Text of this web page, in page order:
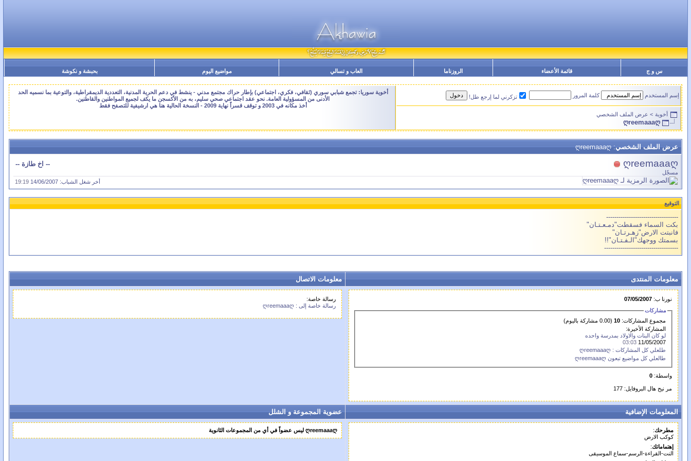
س و ج قائمة الأعضاء الروزناما العاب و تسالي مواضيع اليوم بحبشة و نكوشة
إسم المستخدم كلمة المرور تزكرني لما إرجع طل!
أخوية سوريا: تجمع شبابي سوري (ثقافي، فكري، اجتماعي) بإطار حراك مجتمع مدني - ينشط في دعم الحرية المدنية، التعددية الديمقراطية، والتوعية بما نسميه الحد
الأدنى من المسؤولية العامة. نحو عقد اجتماعي صحي سليم، به من الأكسجن ما يكف لجميع المواطنين والقاطنين.
أخذ مكانه في 2003 و توقف قسراً نهاية 2009 - النسخة الحالية هنا هي ارشيفية للتصفح فقط
أخوية > عرض الملف الشخصي
ღreemaaaღ
عرض الملف الشخصي: ღreemaaaღ
-- اخ طازة -- ღreemaaaღ
مسجّل
أخر شغل الشباب: 14/06/2007
19:19
التوقيع
-----------------------------------
بكت السماء فسقطت"دمـعـتـان"
فانبتت الارض"زهـرتـان"
بسمتك ووجهك"الـفـتـان"!!
------------------------------------
معلومات المنتدى معلومات الاتصال
نورنا ب: 07/05/2007
مشاركات
مجموع المشاركات:10 (0.00 مشاركة باليوم)
المشاركة الأخيرة:
لو كان البنات والاولاد بمدرسة واحده
11/05/2007
03:03
طلعلي كل المشاركات : ღreemaaaღ
طالعلي كل مواضيع تبعون ღreemaaaღ
واسطة: 0
مر نيح هال البروفايل: 177
رسالة خاصة:
رسالة خاصة إلى : ღreemaaaღ
المعلومات الإضافية عضوية المجموعة و الشلل
مطرحك:
كوكب الارض
إهتماماتك:
النت-القراءة-الرسم-سماع الموسيقى
ღreemaaaღ ليس عضواً في أي من المجموعات الثانوية